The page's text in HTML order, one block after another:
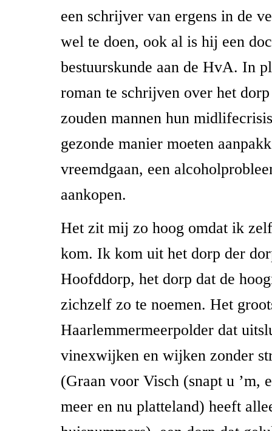
een schrijver van ergens in de
wel te doen, ook al is hij een
bestuurskunde aan de HvA. In
roman te schrijven over het
zouden mannen hun
gezonde manier moeten
vreemdgaan, een
aankopen.
Het zit mij zo hoog omdat ik
kom. Ik kom uit het dorp der
Hoofddorp, het dorp dat de
zichzelf zo te noemen. Het
Haarlemmermeerpolder dat
vinexwijken en wijken zonder
(Graan voor Visch (snapt u ’m,
meer en nu platteland) heeft